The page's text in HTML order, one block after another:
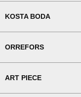
KOSTA BODA
ORREFORS
ART PIECE